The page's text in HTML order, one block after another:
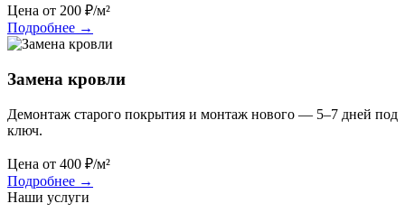
Цена от 200 ₽/м²
Подробнее →
Замена кровли
Демонтаж старого покрытия и монтаж нового — 5–7 дней под
ключ.
Цена от 400 ₽/м²
Подробнее →
Наши услуги